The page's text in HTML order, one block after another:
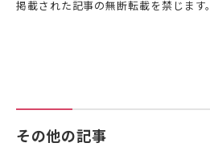
掲載された記事の無断転載を禁じます。
その他の記事